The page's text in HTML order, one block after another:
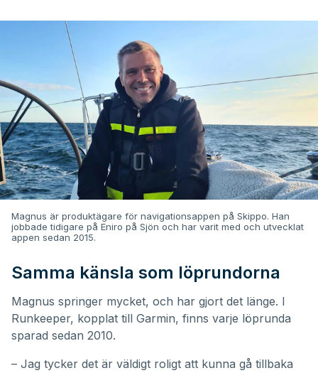
Magnus är produktägare för navigationsappen på Skippo. Han
jobbade tidigare på Eniro på Sjön och har varit med och utvecklat
appen sedan 2015.
Samma känsla som löprundorna
Magnus springer mycket, och har gjort det länge. I
Runkeeper, kopplat till Garmin, finns varje löprunda
sparad sedan 2010.
– Jag tycker det är väldigt roligt att kunna gå tillbaka